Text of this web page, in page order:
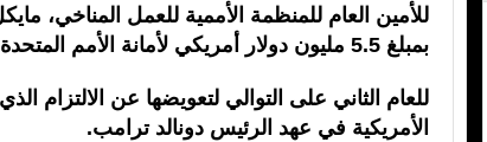
للأمين العام للمنظمة الأممية للعمل المناخي،
بمبلغ 5.5 مليون دولار أمريكي لأمانة الأمم المتحدة لتغير المناخ
للعام الثاني على التوالي لتعويضها عن الالتزام
الأمريكية في عهد الرئيس دونالد ترامب.